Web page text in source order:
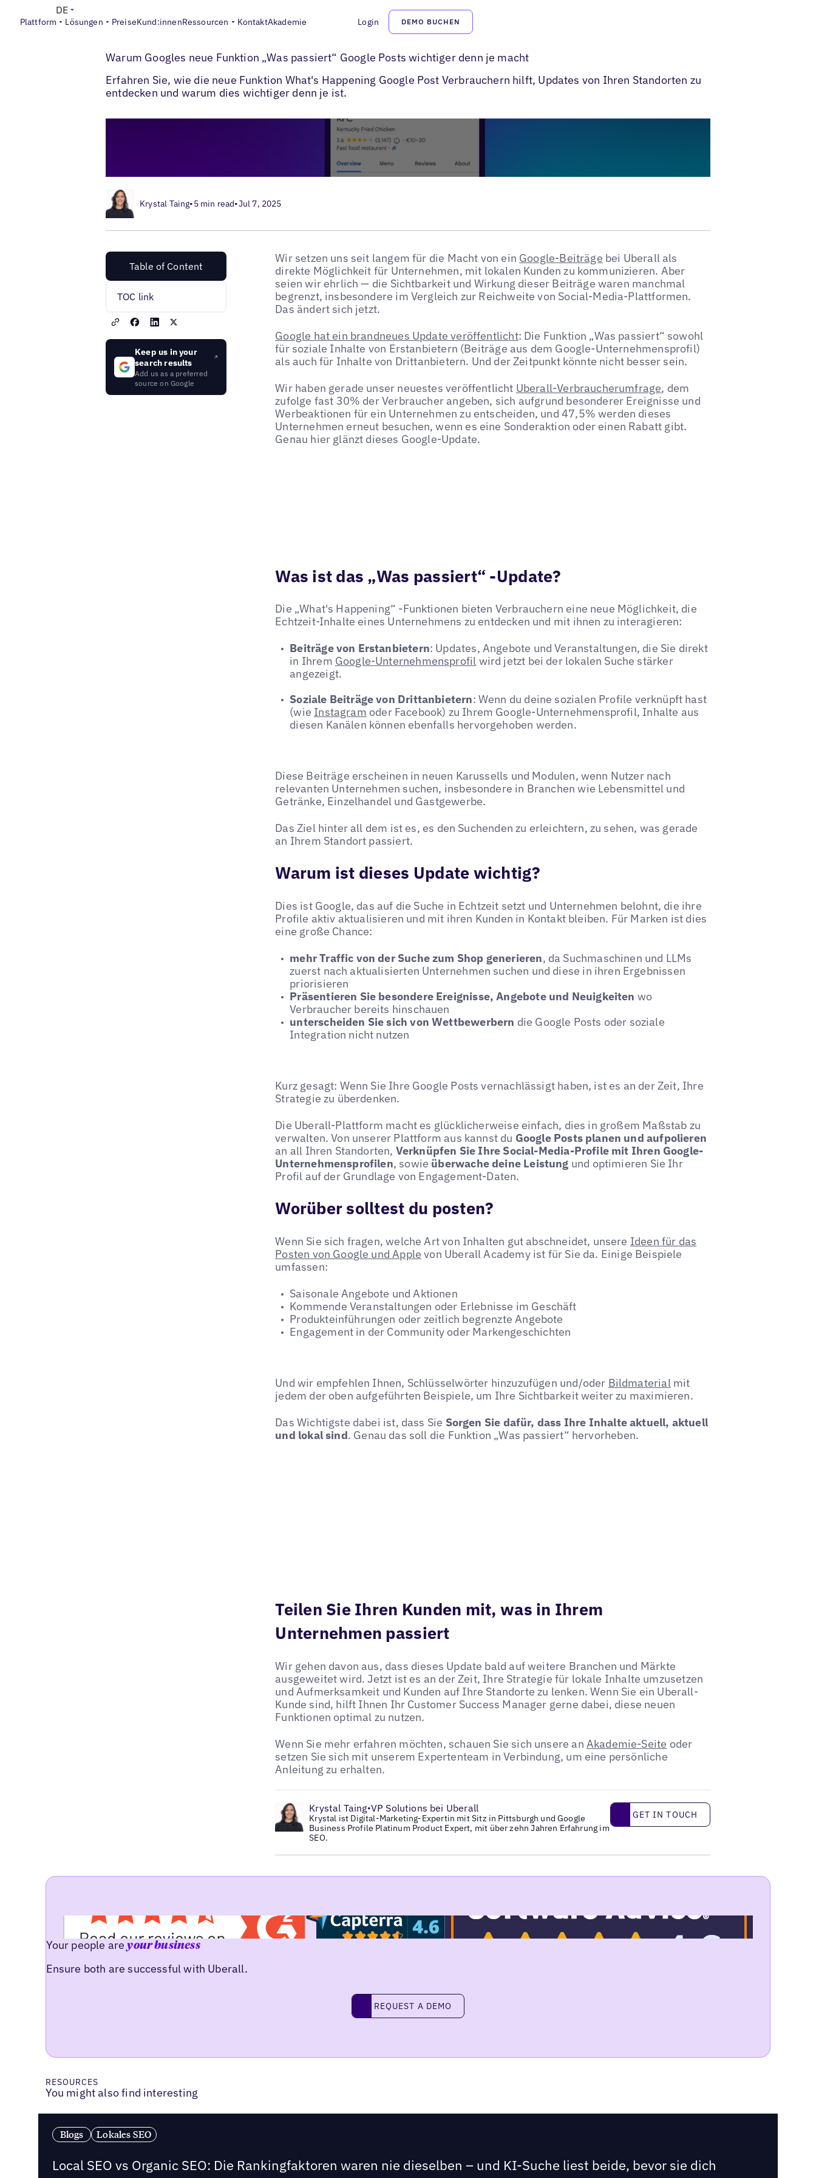
Plattform Lösungen PreiseKund:innenRessourcen KontaktAkademie Login DEMO BUCHEN
DE
Blogs> Lokales Listings-Management> What’s Happening Google Posts Funktion
Warum Googles neue Funktion „Was passiert“ Google Posts wichtiger denn je macht
Erfahren Sie, wie die neue Funktion What's Happening Google Post Verbrauchern hilft, Updates von Ihren Standorten zu
entdecken und warum dies wichtiger denn je ist.
Krystal Taing•5 min read•Jul 7, 2025
Table of Content
TOC link
Keep us in your
search results
Add us as a preferred
source on Google
Wir setzen uns seit langem für die Macht von ein Google-Beiträge bei Uberall als
direkte Möglichkeit für Unternehmen, mit lokalen Kunden zu kommunizieren. Aber
seien wir ehrlich — die Sichtbarkeit und Wirkung dieser Beiträge waren manchmal
begrenzt, insbesondere im Vergleich zur Reichweite von Social-Media-Plattformen.
Das ändert sich jetzt.
Google hat ein brandneues Update veröffentlicht: Die Funktion „Was passiert“ sowohl
für soziale Inhalte von Erstanbietern (Beiträge aus dem Google-Unternehmensprofil)
als auch für Inhalte von Drittanbietern. Und der Zeitpunkt könnte nicht besser sein.
Wir haben gerade unser neuestes veröffentlicht Uberall-Verbraucherumfrage, dem
zufolge fast 30% der Verbraucher angeben, sich aufgrund besonderer Ereignisse und
Werbeaktionen für ein Unternehmen zu entscheiden, und 47,5% werden dieses
Unternehmen erneut besuchen, wenn es eine Sonderaktion oder einen Rabatt gibt.
Genau hier glänzt dieses Google-Update.
Was ist das „Was passiert“ -Update?
Die „What's Happening“ -Funktionen bieten Verbrauchern eine neue Möglichkeit, die
Echtzeit-Inhalte eines Unternehmens zu entdecken und mit ihnen zu interagieren:
Beiträge von Erstanbietern: Updates, Angebote und Veranstaltungen, die Sie direkt
in Ihrem Google-Unternehmensprofil wird jetzt bei der lokalen Suche stärker
angezeigt.
Soziale Beiträge von Drittanbietern: Wenn du deine sozialen Profile verknüpft hast
(wie Instagram oder Facebook) zu Ihrem Google-Unternehmensprofil, Inhalte aus
diesen Kanälen können ebenfalls hervorgehoben werden.
Diese Beiträge erscheinen in neuen Karussells und Modulen, wenn Nutzer nach
relevanten Unternehmen suchen, insbesondere in Branchen wie Lebensmittel und
Getränke, Einzelhandel und Gastgewerbe.
Das Ziel hinter all dem ist es, es den Suchenden zu erleichtern, zu sehen, was gerade
an Ihrem Standort passiert.
Warum ist dieses Update wichtig?
Dies ist Google, das auf die Suche in Echtzeit setzt und Unternehmen belohnt, die ihre
Profile aktiv aktualisieren und mit ihren Kunden in Kontakt bleiben. Für Marken ist dies
eine große Chance:
mehr Traffic von der Suche zum Shop generieren, da Suchmaschinen und LLMs
zuerst nach aktualisierten Unternehmen suchen und diese in ihren Ergebnissen
priorisieren
Präsentieren Sie besondere Ereignisse, Angebote und Neuigkeiten wo
Verbraucher bereits hinschauen
unterscheiden Sie sich von Wettbewerbern die Google Posts oder soziale
Integration nicht nutzen
Kurz gesagt: Wenn Sie Ihre Google Posts vernachlässigt haben, ist es an der Zeit, Ihre
Strategie zu überdenken.
Die Uberall-Plattform macht es glücklicherweise einfach, dies in großem Maßstab zu
verwalten. Von unserer Plattform aus kannst du Google Posts planen und aufpolieren
an all Ihren Standorten, Verknüpfen Sie Ihre Social-Media-Profile mit Ihren Google-
Unternehmensprofilen, sowie überwache deine Leistung und optimieren Sie Ihr
Profil auf der Grundlage von Engagement-Daten.
Worüber solltest du posten?
Wenn Sie sich fragen, welche Art von Inhalten gut abschneidet, unsere Ideen für das
Posten von Google und Apple von Uberall Academy ist für Sie da. Einige Beispiele
umfassen:
Saisonale Angebote und Aktionen
Kommende Veranstaltungen oder Erlebnisse im Geschäft
Produkteinführungen oder zeitlich begrenzte Angebote
Engagement in der Community oder Markengeschichten
Und wir empfehlen Ihnen, Schlüsselwörter hinzuzufügen und/oder Bildmaterial mit
jedem der oben aufgeführten Beispiele, um Ihre Sichtbarkeit weiter zu maximieren.
Das Wichtigste dabei ist, dass Sie Sorgen Sie dafür, dass Ihre Inhalte aktuell, aktuell
und lokal sind. Genau das soll die Funktion „Was passiert“ hervorheben.
Teilen Sie Ihren Kunden mit, was in Ihrem
Unternehmen passiert
Wir gehen davon aus, dass dieses Update bald auf weitere Branchen und Märkte
ausgeweitet wird. Jetzt ist es an der Zeit, Ihre Strategie für lokale Inhalte umzusetzen
und Aufmerksamkeit und Kunden auf Ihre Standorte zu lenken. Wenn Sie ein Uberall-
Kunde sind, hilft Ihnen Ihr Customer Success Manager gerne dabei, diese neuen
Funktionen optimal zu nutzen.
Wenn Sie mehr erfahren möchten, schauen Sie sich unsere an Akademie-Seite oder
setzen Sie sich mit unserem Expertenteam in Verbindung, um eine persönliche
Anleitung zu erhalten.
Krystal Taing•VP Solutions bei Uberall
Krystal ist Digital-Marketing-Expertin mit Sitz in Pittsburgh und Google
Business Profile Platinum Product Expert, mit über zehn Jahren Erfahrung im
SEO.
Get in touch
GET IN TOUCH
Your people areyour business
Ensure both are successful with Uberall.
Request a demo
REQUEST A DEMO
RESOURCES
You might also find interesting
Blogs Lokales SEO
Local SEO vs Organic SEO: Die Rankingfaktoren waren nie dieselben – und KI-Suche liest beide, bevor sie dich